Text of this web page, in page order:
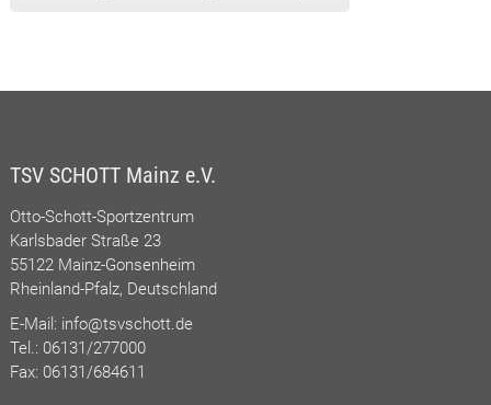
TSV SCHOTT Mainz e.V.
Otto-Schott-Sportzentrum
Karlsbader Straße 23
55122 Mainz-Gonsenheim
Rheinland-Pfalz, Deutschland
E-Mail: info@tsvschott.de
Tel.: 06131/277000
Fax: 06131/684611